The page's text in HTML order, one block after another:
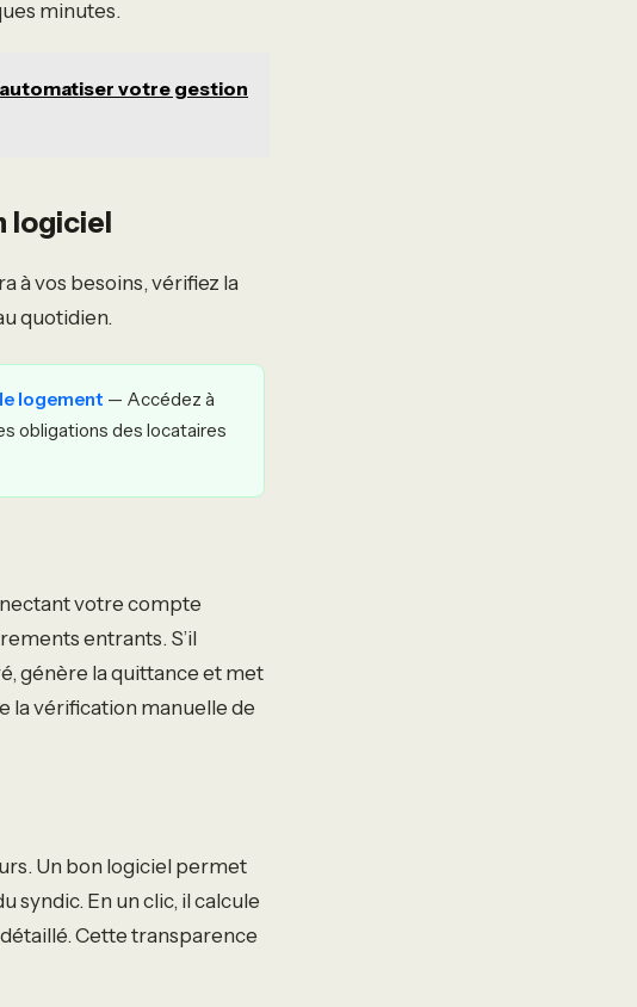
minutes.
votre gestion
logiciel
à vos besoins, vérifiez la
quotidien.
logement — Accédez à
obligations des locataires
votre compte
entrants. S’il
génère la quittance et met
la vérification manuelle de
Un bon logiciel permet
syndic. En un clic, il calcule
Cette transparence